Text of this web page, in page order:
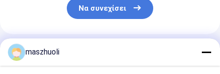
Να συνεχίσει
Συνιστώμενα Προϊόντα
maszhuoli